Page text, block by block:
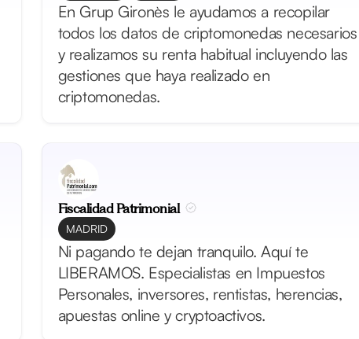
En Grup Gironès le ayudamos a recopilar
todos los datos de criptomonedas necesarios
y realizamos su renta habitual incluyendo las
gestiones que haya realizado en
criptomonedas.
Fiscalidad Patrimonial
MADRID
Ni pagando te dejan tranquilo. Aquí te
LIBERAMOS. Especialistas en Impuestos
Personales, inversores, rentistas, herencias,
apuestas online y cryptoactivos.